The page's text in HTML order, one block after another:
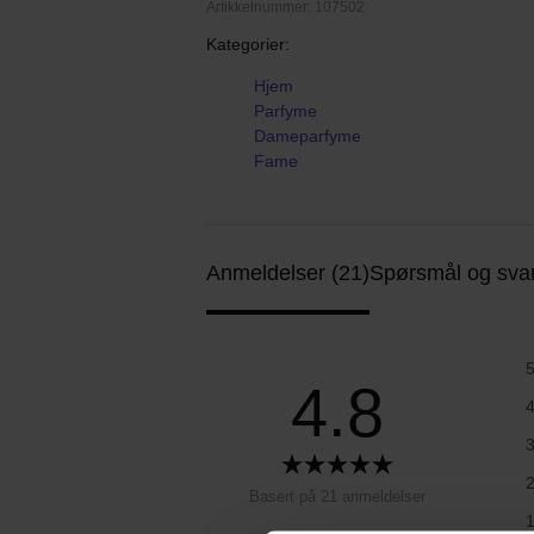
Artikkelnummer: 107502
Kategorier:
Hjem
Parfyme
Dameparfyme
Fame
Anmeldelser (21)Spørsmål og
4.8
Basert på 21 anmeldelser
5
4
3
2
1